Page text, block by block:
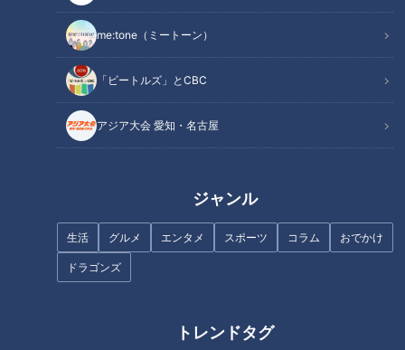
me:tone（ミートーン）
「ビートルズ」とCBC
アジア大会 愛知・名古屋
ジャンル
生活 グルメ エンタメ スポーツ コラム おでかけ
ドラゴンズ
トレンドタグ
ポイントを専門医に教えてもらいました。
10月に食中毒が多い3つの理由（１）免疫力の低下が原因で
食中毒発症！
10月に食中毒が多い3つの理由（２）涼しさが招く油断
オススメ関連コンテンツ
下が原因で食中毒発症！